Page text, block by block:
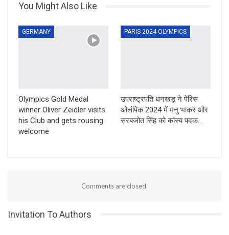
You Might Also Like
GERMANY
Olympics Gold Medal
winner Oliver Zeidler visits
his Club and gets rousing
welcome
PARIS 2024 OLYMPICS
उपराष्ट्रपति धनखड़ ने पेरिस
ओलंपिक 2024 में मनु भाकर और
सरबजोत सिंह को कांस्य पदक…
Comments are closed.
Invitation To Authors